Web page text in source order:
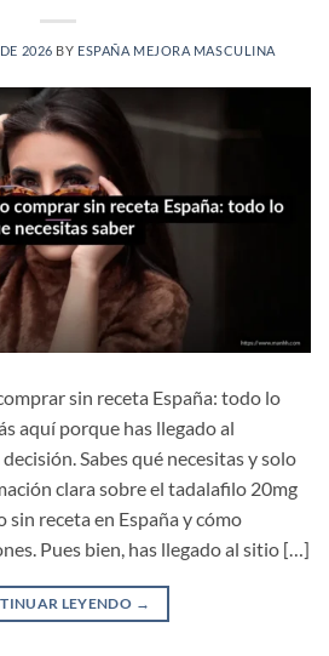
2026 BY ESPAÑA MEJORA MASCULINA
sin receta España: todo lo
aquí porque has llegado al
Sabes qué necesitas y solo
clara sobre el tadalafilo 20mg
receta en España y cómo
Pues bien, has llegado al sitio […]
LEYENDO →